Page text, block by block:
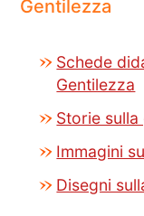
Gentilezza
Schede
Gentilezza
Storie
Immagini
Disegni